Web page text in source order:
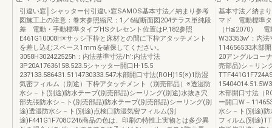
引違い窓│シャッター付引違い窓SAMOS基本寸法／納まり参考
図施工上の注意：巻末参照縮尺：1／6縦断面図204テラス単純段
差 電動・手動標準タイプHSクレセント位置はP.182参照
E461G10008H※サッシ下枠と床材との間に下枠アタッチメント
を差し込むスペース1mmを確保してください。
3058H302422525h：内法基準寸法/h’:内法寸法
3P20A17636158.523.5シャッター開口H-15.5
237133.586431.5114730333.547木部開口寸法(ROH)15(※)1防湿
気密フィルム（別途）下枠アタッチメント（別売部品）※透湿防
水シ－ト(別途)防水テープ(別売部品)シーリング(別途)水抜き穴
部先張防水シ－ト(別売部品)防水テープ(別売部品)シーリング(別
途)透湿防水シ－ト(別途)点検口防湿気密フィルム(別
途)F441G1F708C246商品の色は、印刷の特性上実物とは多少異
基本寸法／納ま
マド 電動標準タ
（H≦2070） 電
W33353w’：内
114656533木部
20アングルコー
売部品)シ－リン
木部開口寸法（
ー開口W－
水シ－ト(別途)
フィルム(別途